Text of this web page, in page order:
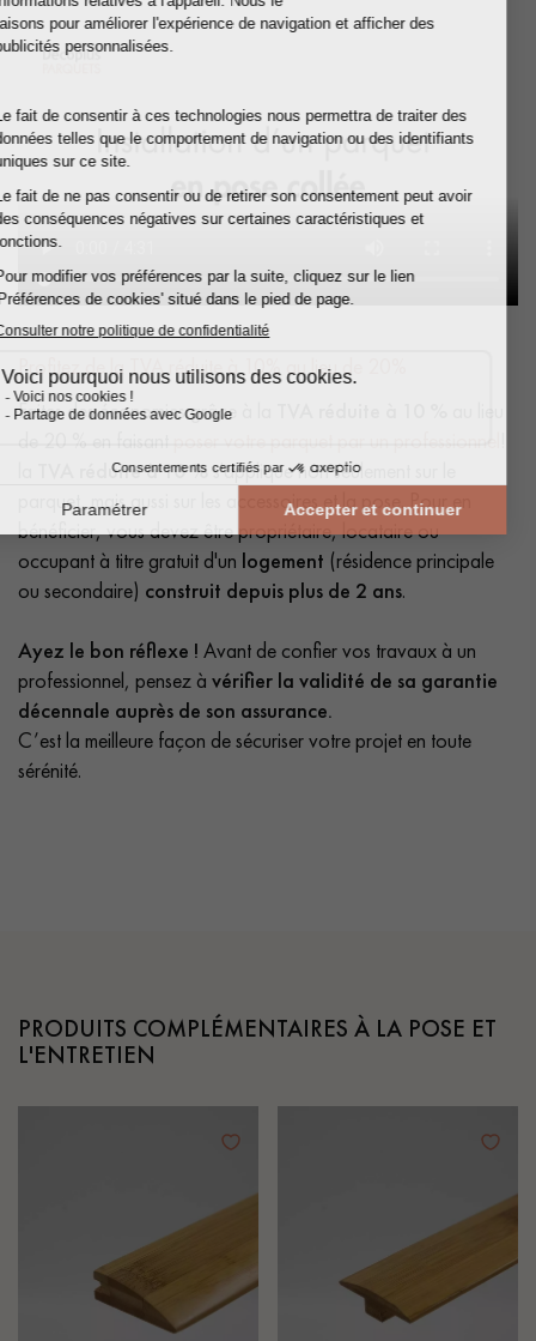
Profitez de la TVA réduite à 10% au lieu de 20%
Faites des économies grâce à la
TVA réduite à 10 %s'applique non seulement sur le
parquet, mais aussi sur les accessoires et la pose. Pour en
bénéficier, vous devez être propriétaire, locataire ou
occupant à titre gratuit d'un logement (résidence principale
ou secondaire) construit depuis plus de 2 ans.
Ayez le bon réflexe ! Avant de confier vos travaux à un
professionnel, pensez à vérifier la validité de sa garantie
décennale auprès de son assurance.
C’est la meilleure façon de sécuriser votre projet en toute
sérénité.
PRODUITS COMPLÉMENTAIRES À LA POSE ET
L'ENTRETIEN